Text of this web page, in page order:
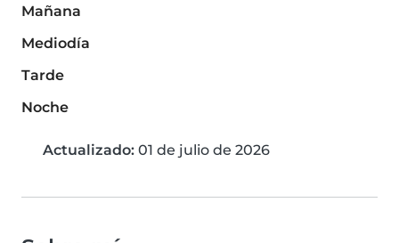
Mañana
Mediodía
Tarde
Noche
Actualizado: 01 de julio de 2026